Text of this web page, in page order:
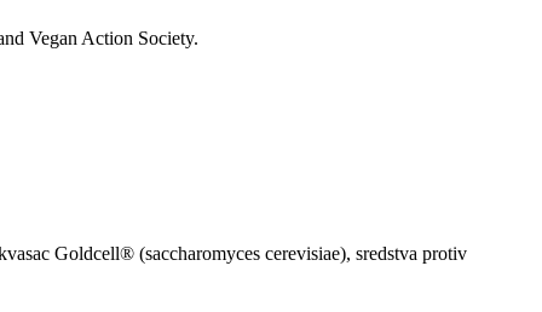
Vegan Action Society.
Goldcell® (saccharomyces cerevisiae), sredstva protiv